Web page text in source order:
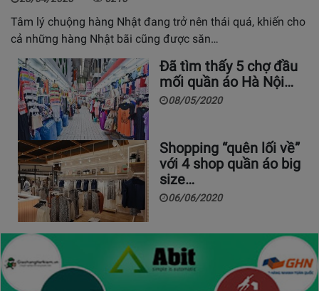
Tâm lý chuộng hàng Nhật đang trở nên thái quá, khiến cho
cả những hàng Nhật bãi cũng được săn…
Đã tìm thấy 5 chợ đầu
mối quần áo Hà Nội…
08/05/2020
Shopping “quên lối về”
với 4 shop quần áo big
size…
06/06/2020